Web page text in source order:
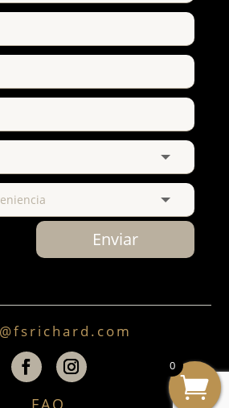
Enviar
FAQ
0